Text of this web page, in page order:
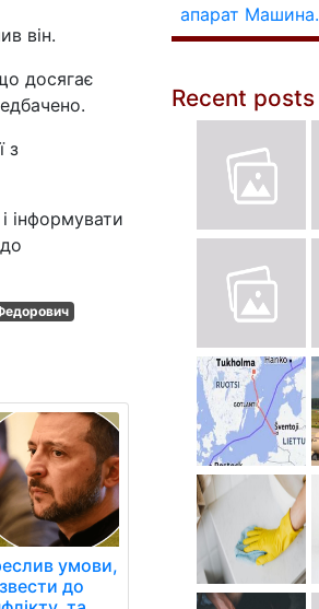
він.
досягає
з
інформувати
умови,
до
апарат Машина.
Recent posts